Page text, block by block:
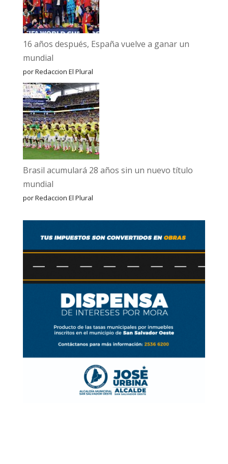
16 años después, España vuelve a ganar un
mundial
por Redaccion El Plural
Brasil acumulará 28 años sin un nuevo título
mundial
por Redaccion El Plural